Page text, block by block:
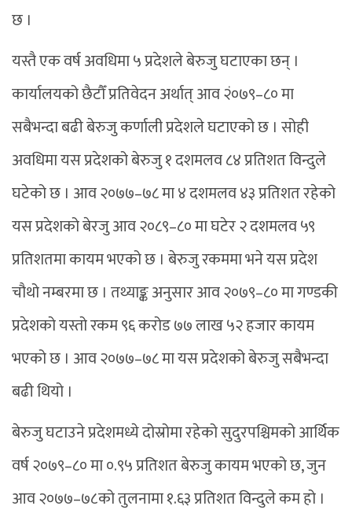
छ ।
यस्तै एक वर्ष अवधिमा ५ प्रदेशले बेरुजु घटाएका छन् ।
कार्यालयको छैटौँ प्रतिवेदन अर्थात् आव २ं०७९–८० मा
सबैभन्दा बढी बेरुजु कर्णाली प्रदेशले घटाएको छ । सोही
अवधिमा यस प्रदेशको बेरुजु १ दशमलव ८४ प्रतिशत विन्दुले
घटेको छ । आव २०७७–७८ मा ४ दशमलव ४३ प्रतिशत रहेको
यस प्रदेशको बेरजु आव २०८९–८० मा घटेर २ दशमलव ५९
प्रतिशतमा कायम भएको छ । बेरुजु रकममा भने यस प्रदेश
चौथो नम्बरमा छ । तथ्याङ्क अनुसार आव २०७९–८० मा गण्डकी
प्रदेशको यस्तो रकम ९६ करोड ७७ लाख ५२ हजार कायम
भएको छ । आव २०७७–७८ मा यस प्रदेशको बेरुजु सबैभन्दा
बढी थियो ।
बेरुजु घटाउने प्रदेशमध्ये दोस्रोमा रहेको सुदुरपश्चिमको आर्थिक
वर्ष २०७९–८० मा ०.९५ प्रतिशत बेरुजु कायम भएको छ, जुन
आव २०७७–७८को तुलनामा १.६३ प्रतिशत विन्दुले कम हो ।